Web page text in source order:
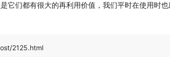
它们都有很大的再利用价值，我们平时在使用时
2125.html